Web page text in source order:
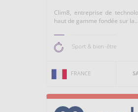
Clim8, entreprise de
haut de gamme fondée sur la...
Sport & bien-être
FRANCE